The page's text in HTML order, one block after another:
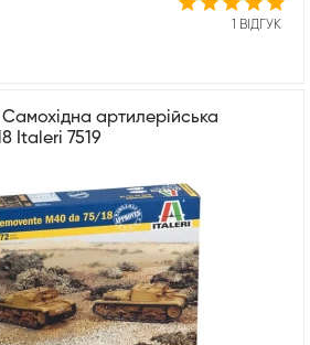
1 ВІДГУК
артилерійська
Italeri 7519